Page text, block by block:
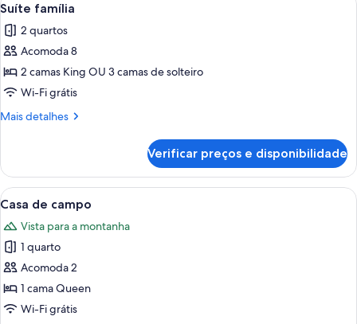
família
todas
as
fotos
de
Suíte
família
5
Suíte família
2 quartos
Acomoda 8
2 camas King OU 3 camas de solteiro
Wi-Fi grátis
Mais detalhes
Mais
família
Verificar preços e disponibilidade
Carrega
todas
as
fotos
de
Casa
de
Uma casa de pedra rústica com
6
Casa de campo
Vista para a montanha
1 quarto
Acomoda 2
1 cama Queen
Wi-Fi grátis